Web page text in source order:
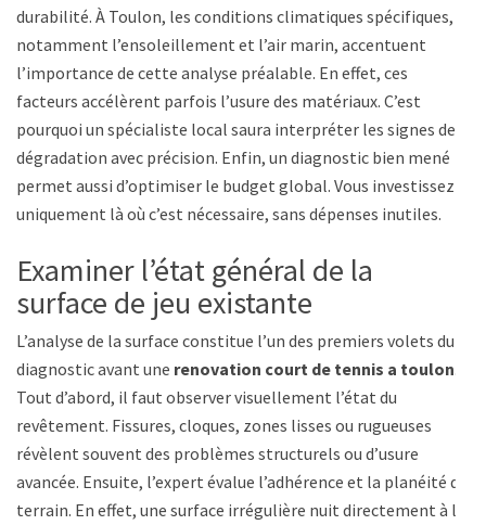
durabilité. À Toulon, les conditions climatiques spécifiques,
notamment l’ensoleillement et l’air marin, accentuent
l’importance de cette analyse préalable. En effet, ces
facteurs accélèrent parfois l’usure des matériaux. C’est
pourquoi un spécialiste local saura interpréter les signes de
dégradation avec précision. Enfin, un diagnostic bien mené
permet aussi d’optimiser le budget global. Vous investissez
uniquement là où c’est nécessaire, sans dépenses inutiles.
Examiner l’état général de la
surface de jeu existante
L’analyse de la surface constitue l’un des premiers volets du
diagnostic avant une renovation court de tennis a toulon.
Tout d’abord, il faut observer visuellement l’état du
revêtement. Fissures, cloques, zones lisses ou rugueuses
révèlent souvent des problèmes structurels ou d’usure
avancée. Ensuite, l’expert évalue l’adhérence et la planéité du
terrain. En effet, une surface irrégulière nuit directement à la